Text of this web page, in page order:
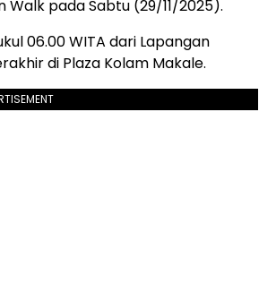
Walk pada Sabtu (29/11/2025).
06.00 WITA dari Lapangan
di Plaza Kolam Makale.